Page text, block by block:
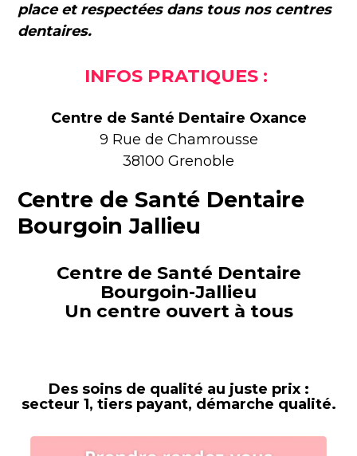
place etrespectées dans tous nos centres
dentaires.
INFOS PRATIQUES :
Centre de Santé Dentaire Oxance
9 Rue de Chamrousse
38100 Grenoble
Centre de Santé Dentaire
Bourgoin Jallieu
Centre de Santé Dentaire
Bourgoin-Jallieu
Un centre ouvert à tous
Des soins de qualité au juste prix :
secteur 1, tiers payant, démarche qualité.